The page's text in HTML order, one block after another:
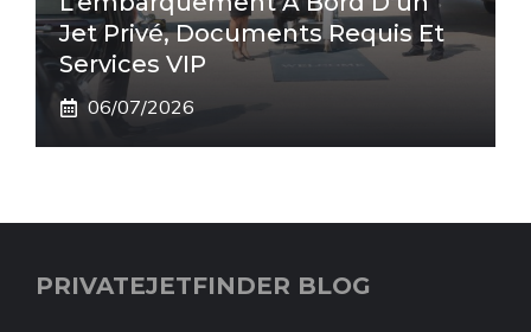
Jet Privé, Documents Requis Et
Services VIP
06/07/2026
PRIVATEJETFINDER BLOG